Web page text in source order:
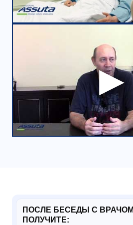
ПОСЛЕ БЕСЕДЫ С
ПОЛУЧИТЕ: